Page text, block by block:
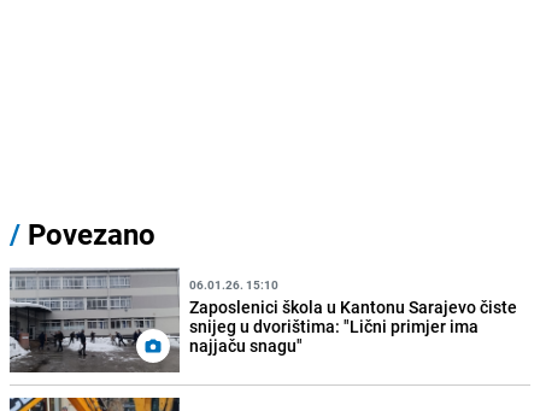
/ Povezano
06.01.26. 15:10
Zaposlenici škola u Kantonu Sarajevo čiste
snijeg u dvorištima: "Lični primjer ima
najjaču snagu"